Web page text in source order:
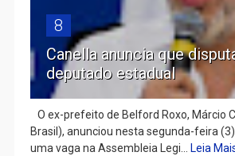
8
Canella anuncia que
deputado estadual
O ex-prefeito de Belford Roxo, Márcio
Brasil), anunciou nesta segunda-feira
uma vaga na Assembleia Legi...
Leia